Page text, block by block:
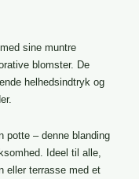
sine muntre
blomster. De
helhedsindtryk og
potte – denne blanding
Ideel til alle,
eller terrasse med et